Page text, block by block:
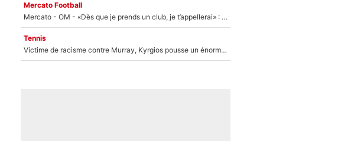
Mercato Football
Mercato - OM - «Dès que je prends un club, je t’appellerai» : La promesse de Marcelino au moment de claquer la porte
Tennis
Victime de racisme contre Murray, Kyrgios pousse un énorme coup de gueule !